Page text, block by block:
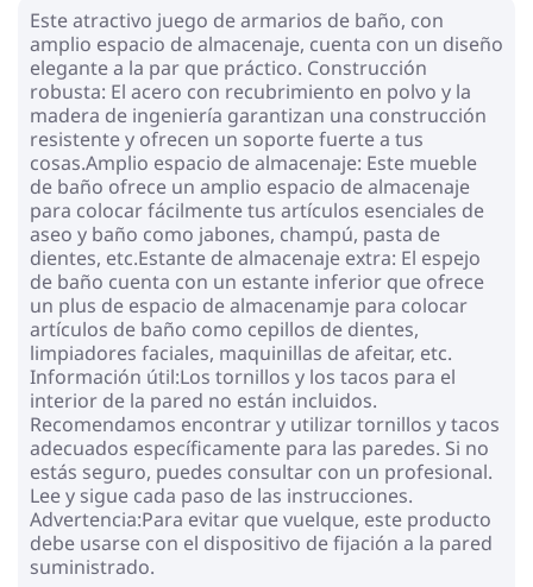
Este atractivo juego de armarios de baño, con
amplio espacio de almacenaje, cuenta con un diseño
elegante a la par que práctico. Construcción
robusta: El acero con recubrimiento en polvo y la
madera de ingeniería garantizan una construcción
resistente y ofrecen un soporte fuerte a tus
cosas.Amplio espacio de almacenaje: Este mueble
de baño ofrece un amplio espacio de almacenaje
para colocar fácilmente tus artículos esenciales de
aseo y baño como jabones, champú, pasta de
dientes, etc.Estante de almacenaje extra: El espejo
de baño cuenta con un estante inferior que ofrece
un plus de espacio de almacenamje para colocar
artículos de baño como cepillos de dientes,
limpiadores faciales, maquinillas de afeitar, etc.
Información útil:Los tornillos y los tacos para el
interior de la pared no están incluidos.
Recomendamos encontrar y utilizar tornillos y tacos
adecuados específicamente para las paredes. Si no
estás seguro, puedes consultar con un profesional.
Lee y sigue cada paso de las instrucciones.
Advertencia:Para evitar que vuelque, este producto
debe usarse con el dispositivo de fijación a la pared
suministrado.